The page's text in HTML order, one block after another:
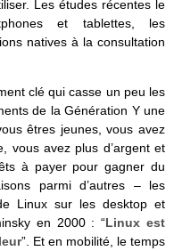
Les études récentes le
et tablettes, les
natives à la consultation
clé qui casse un peu les
de la Génération Y une
êtres jeunes, vous avez
vous avez plus d’argent et
à payer pour gagner du
parmi d’autres – les
Linux sur les desktop et
en 2000 : “Linux est
”. Et en mobilité, le temps